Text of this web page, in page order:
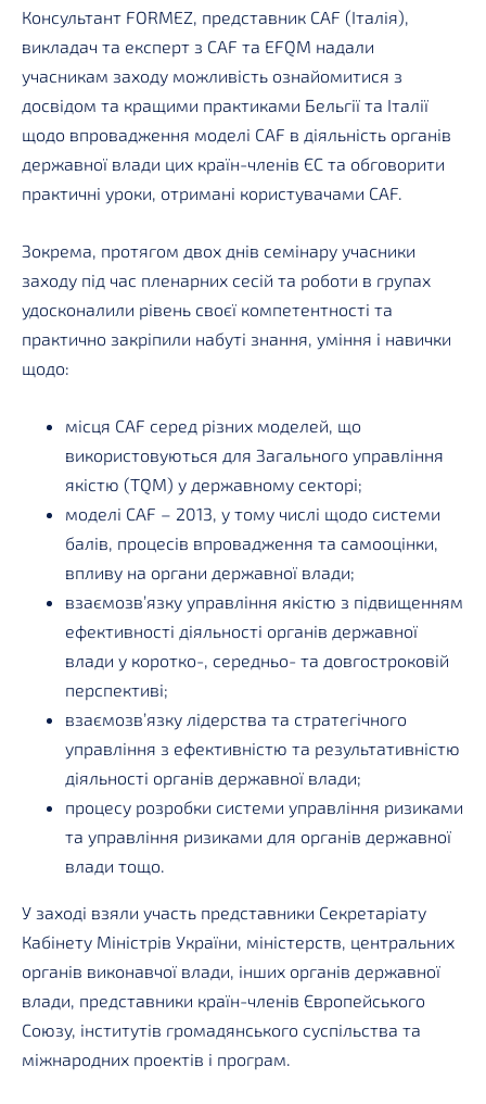
Консультант FORMEZ, представник CAF (Італія),
викладач та експерт з CAF та EFQM надали
учасникам заходу можливість ознайомитися з
досвідом та кращими практиками Бельгії та Італії
щодо впровадження моделі CAF в діяльність органів
державної влади цих країн-членів ЄС та обговорити
практичні уроки, отримані користувачами CAF.
Зокрема, протягом двох днів семінару учасники
заходу під час пленарних сесій та роботи в групах
удосконалили рівень своєї компетентності та
практично закріпили набуті знання, уміння і навички
щодо:
місця CAF серед різних моделей, що
використовуються для Загального управління
якістю (TQM) у державному секторі;
моделі CAF – 2013, у тому числі щодо системи
балів, процесів впровадження та самооцінки,
впливу на органи державної влади;
взаємозв’язку управління якістю з підвищенням
ефективності діяльності органів державної
влади у коротко-, середньо- та довгостроковій
перспективі;
взаємозв’язку лідерства та стратегічного
управління з ефективністю та результативністю
діяльності органів державної влади;
процесу розробки системи управління ризиками
та управління ризиками для органів державної
влади тощо.
У заході взяли участь представники Секретаріату
Кабінету Міністрів України, міністерств, центральних
органів виконавчої влади, інших органів державної
влади, представники країн-членів Європейського
Союзу, інститутів громадянського суспільства та
міжнародних проектів і програм.